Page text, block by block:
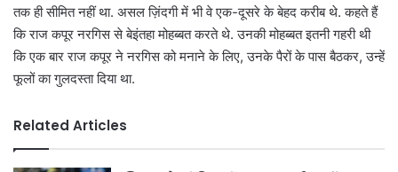
तक ही सीमित नहीं था. असल ज़िंदगी में भी वे एक-दूसरे के बेहद करीब थे. कहते हैं
कि राज कपूर नरगिस से बेइंतहा मोहब्बत करते थे. उनकी मोहब्बत इतनी गहरी थी
कि एक बार राज कपूर ने नरगिस को मनाने के लिए, उनके पैरों के पास बैठकर, उन्हें
फूलों का गुलदस्ता दिया था.
Related Articles